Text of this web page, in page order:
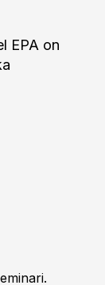
EPA on